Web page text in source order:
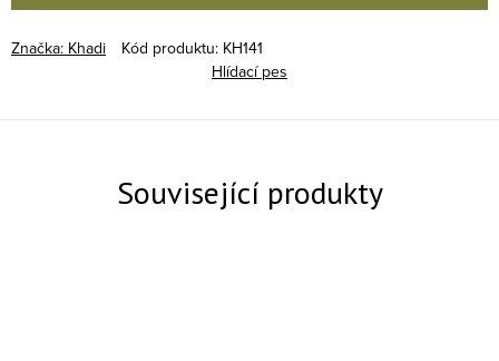
Značka: Khadi Kód produktu: KH141
Hlídací pes
Související produkty